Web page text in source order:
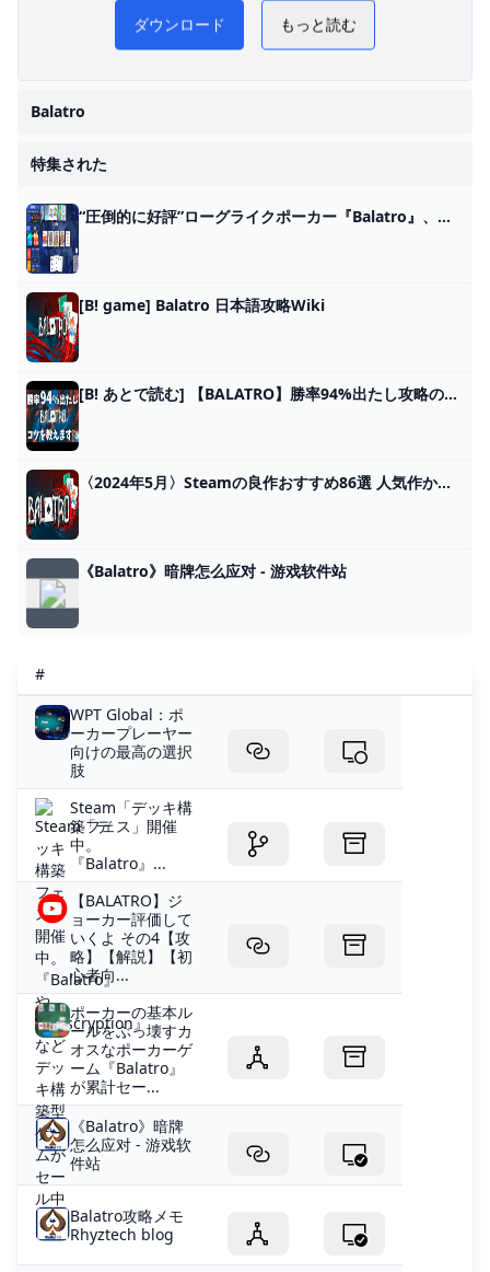
Balatro 日本語攻略 WiKi
ダウンロード もっと読む
Balatro
特集された
“圧倒的に好評”ローグライクポーカー『Balatro』、発売後3日で売上25万本達成。インフレさせまくりポーカー、口コミ広まりロケットスタート - AUTOMATON
[B! game] Balatro 日本語攻略Wiki
[B! あとで読む] 【BALATRO】勝率94%出たし攻略のコツを語ります【見るだけで上手くなる！】#balatro
〈2024年5月〉Steamの良作おすすめ86選 人気作からインディーズまで - Moovoo(ムーブー)
《Balatro》暗牌怎么应对 - 游戏软件站
#
WPT Global：ポ
ーカープレーヤー
向けの最高の選択
肢
Steam「デッキ構
築フェス」開催
中。
『Balatro』...
【BALATRO】ジ
ョーカー評価して
いくよ その4【攻
略】【解説】【初
心者向...
ポーカーの基本ル
ールをぶっ壊すカ
オスなポーカーゲ
ーム『Balatro』
が累計セー...
《Balatro》暗牌
怎么应对 - 游戏软
件站
Balatro攻略メモ
Rhyztech blog